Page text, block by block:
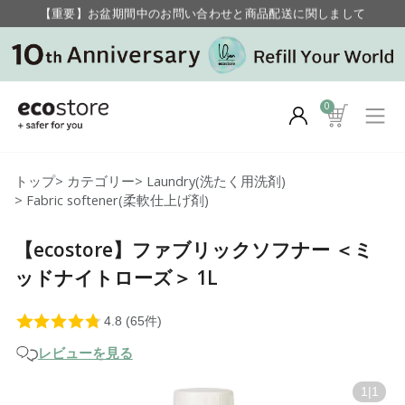
毎月お得にポイントが貯まる！ “月のポイントアップデー”
【重要】お盆期間中のお問い合わせと商品配送に関しまして
毎月お得にポイントが貯まる！ “月のポイントアップデー”
0
トップ> カテゴリー> Laundry(洗たく用洗剤)
> Fabric softener(柔軟仕上げ剤)
【ecostore】ファブリックソフナー ＜ミ
ッドナイトローズ＞ 1L
レビューを見る
1 1